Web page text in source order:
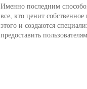
Именно последним
все, кто ценит
этого и создаются
предоставить